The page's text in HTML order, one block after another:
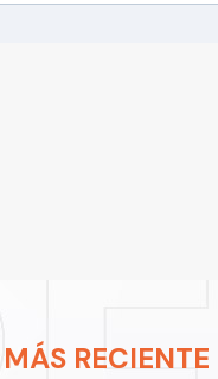
RECIENTE